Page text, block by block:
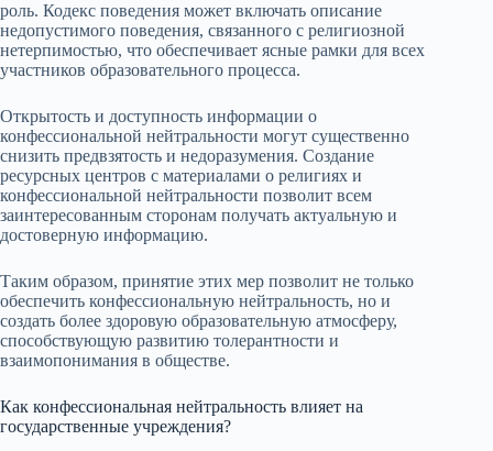
роль. Кодекс поведения может включать описание
недопустимого поведения, связанного с религиозной
нетерпимостью, что обеспечивает ясные рамки для всех
участников образовательного процесса.
Открытость и доступность информации о
конфессиональной нейтральности могут существенно
снизить предвзятость и недоразумения. Создание
ресурсных центров с материалами о религиях и
конфессиональной нейтральности позволит всем
заинтересованным сторонам получать актуальную и
достоверную информацию.
Таким образом, принятие этих мер позволит не только
обеспечить конфессиональную нейтральность, но и
создать более здоровую образовательную атмосферу,
способствующую развитию толерантности и
взаимопонимания в обществе.
Как конфессиональная нейтральность влияет на
государственные учреждения?